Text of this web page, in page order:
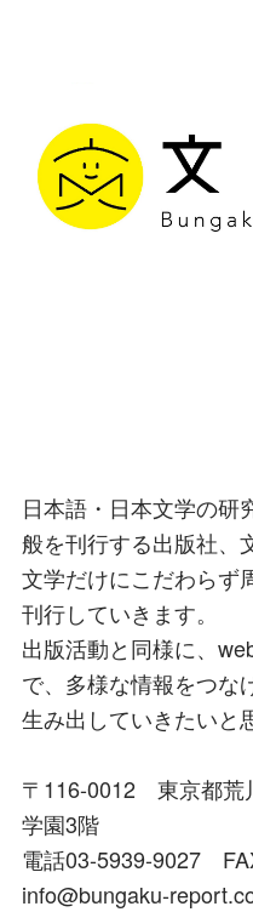
日本語・日本文学の研
般を刊行する出版社、
文学だけにこだわらず
刊行していきます。
出版活動と同様に、
で、多様な情報をつな
生み出していきたいと
〒116-0012 東京都
学園3階
電話03-5939-9027
info@bungaku-